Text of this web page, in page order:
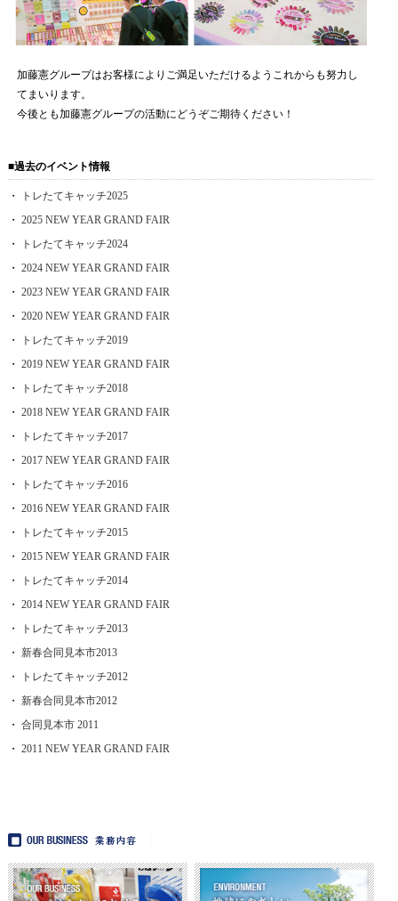
加藤憲グループはお客様によりご満足いただけるようこれからも努力し
てまいります。
今後とも加藤憲グループの活動にどうぞご期待ください！